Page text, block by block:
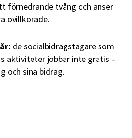
förnedrande tvång och anser
ovillkorade.
de socialbidragstagare som
aktiviteter jobbar inte gratis –
och sina bidrag.